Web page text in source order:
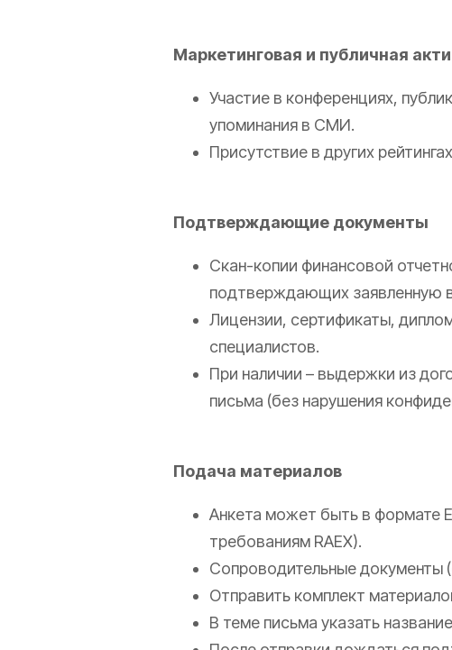
Маркетинговая и публичная
Участие в конференциях,
упоминания в СМИ.
Присутствие в других
Подтверждающие документы
Скан-копии финансовой
подтверждающих заявленную
Лицензии, сертификаты,
специалистов.
При наличии – выдержки из
письма (без нарушения
Подача материалов
Анкета может быть в формате
требованиям RAEX).
Сопроводительные документы
Отправить комплект
В теме письма указать